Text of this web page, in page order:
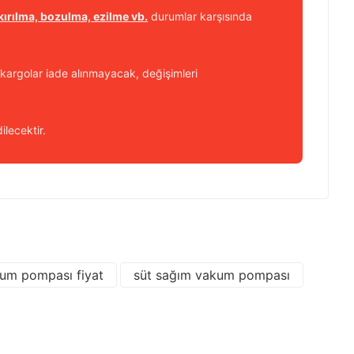
bozulma, ezilme vb. durumlar karşısında
iade alınmayacak, değişimleri
pompası fiyat
süt sağım vakum pompası